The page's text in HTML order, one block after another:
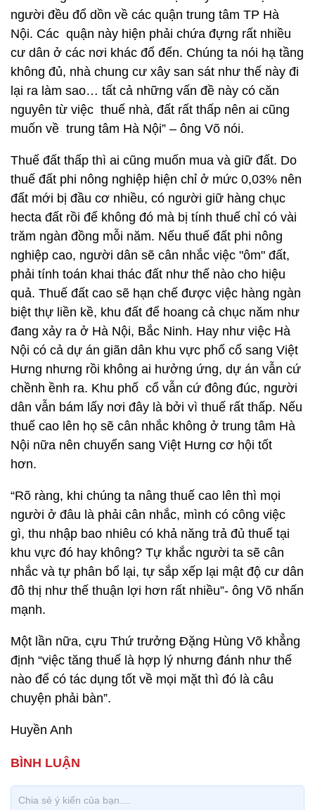
người đều đổ dồn về các quận trung tâm TP Hà
Nội. Các quận này hiện phải chứa đựng rất nhiều
cư dân ở các nơi khác đổ đến. Chúng ta nói hạ tầng
không đủ, nhà chung cư xây san sát như thế này đi
lại ra làm sao… tất cả những vấn đề này có căn
nguyên từ việc thuế nhà, đất rất thấp nên ai cũng
muốn về trung tâm Hà Nội” – ông Võ nói.
Thuế đất thấp thì ai cũng muốn mua và giữ đất. Do
thuế đất phi nông nghiệp hiện chỉ ở mức 0,03% nên
đất mới bị đầu cơ nhiều, có người giữ hàng chục
hecta đất rồi để không đó mà bị tính thuế chỉ có vài
trăm ngàn đồng mỗi năm. Nếu thuế đất phi nông
nghiệp cao, người dân sẽ cân nhắc việc "ôm" đất,
phải tính toán khai thác đất như thế nào cho hiệu
quả. Thuế đất cao sẽ hạn chế được việc hàng ngàn
biệt thự liền kề, khu đất để hoang cả chục năm như
đang xảy ra ở Hà Nội, Bắc Ninh. Hay như việc Hà
Nội có cả dự án giãn dân khu vực phố cổ sang Việt
Hưng nhưng rồi không ai hưởng ứng, dự án vẫn cứ
chềnh ềnh ra. Khu phố cổ vẫn cứ đông đúc, người
dân vẫn bám lấy nơi đây là bởi vì thuế rất thấp. Nếu
thuế cao lên họ sẽ cân nhắc không ở trung tâm Hà
Nội nữa nên chuyển sang Việt Hưng cơ hội tốt
hơn.
“Rõ ràng, khi chúng ta nâng thuế cao lên thì mọi
người ở đâu là phải cân nhắc, mình có công việc
gì, thu nhập bao nhiêu có khả năng trả đủ thuế tại
khu vực đó hay không? Tự khắc người ta sẽ cân
nhắc và tự phân bổ lại, tự sắp xếp lại mật độ cư dân
đô thị như thế thuận lợi hơn rất nhiều”- ông Võ nhấn
mạnh.
Một lần nữa, cựu Thứ trưởng Đặng Hùng Võ khẳng
định “việc tăng thuế là hợp lý nhưng đánh như thế
nào để có tác dụng tốt về mọi mặt thì đó là câu
chuyện phải bàn”.
Huyền Anh